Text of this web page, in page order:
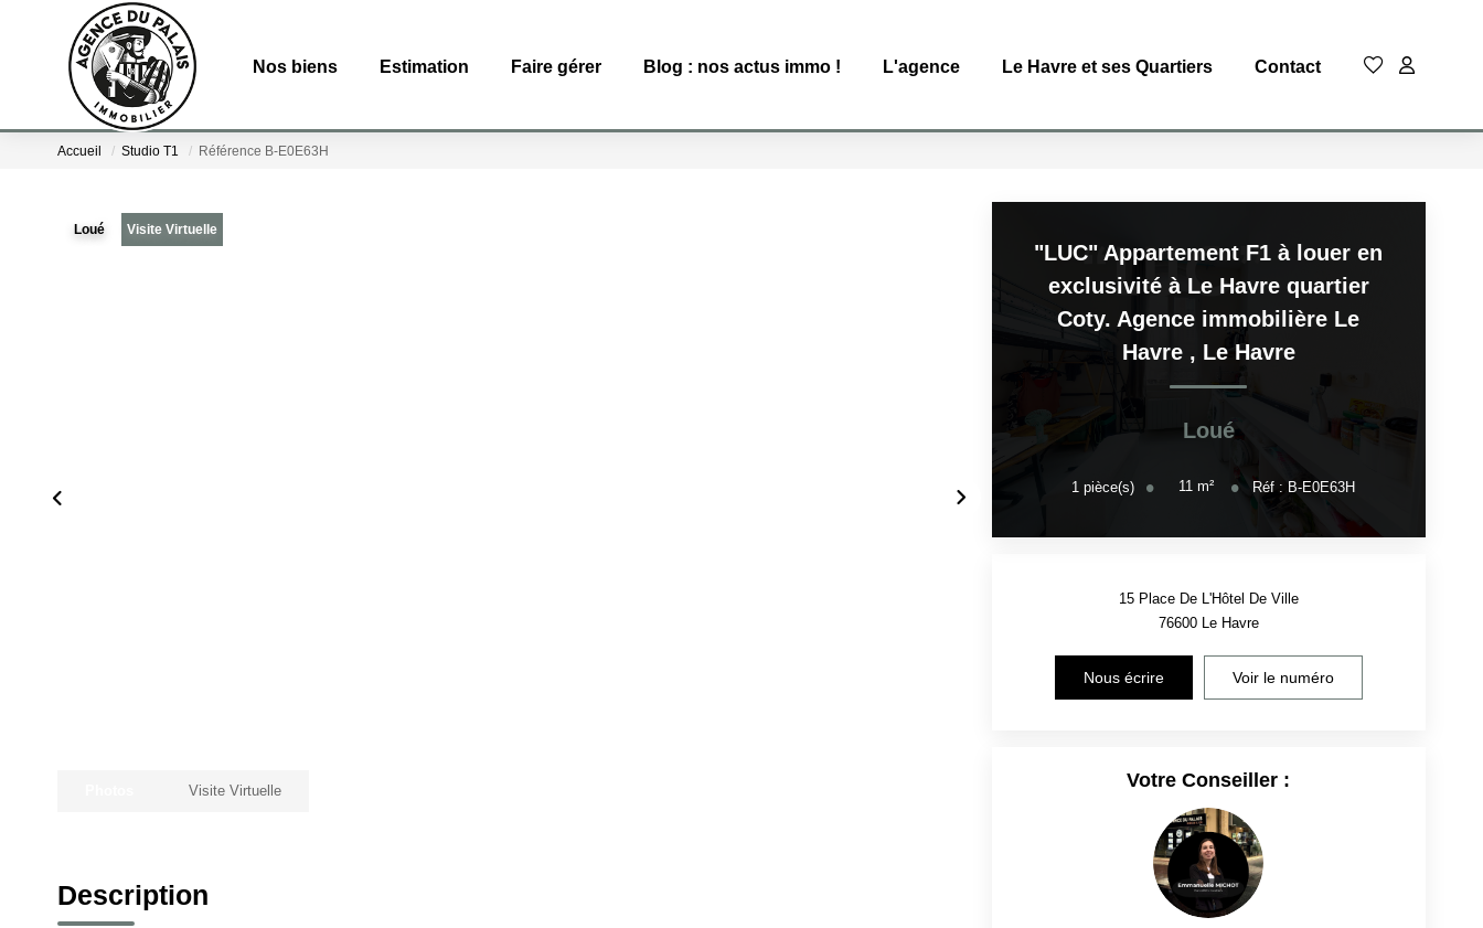
Nos biens Estimation Faire gérer Blog : nos actus immo ! L'agence Le Havre et ses Quartiers Contact
Accueil Studio T1 Référence B-E0E63H
Loué Visite Virtuelle
Visite Virtuelle
Description
"LUC" Appartement F1 à louer en
exclusivité à Le Havre quartier
Coty. Agence immobilière Le
Havre , Le Havre
Loué
1 pièce(s) 11 m² Réf : B-E0E63H
15 Place De L'Hôtel De Ville
76600 Le Havre
Nous écrire Voir le numéro
Votre Conseiller :